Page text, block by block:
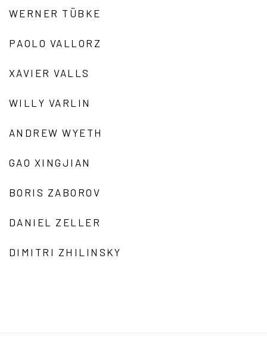
WERNER TÜBKE
PAOLO VALLORZ
XAVIER VALLS
WILLY VARLIN
ANDREW WYETH
GAO XINGJIAN
BORIS ZABOROV
DANIEL ZELLER
DIMITRI ZHILINSKY